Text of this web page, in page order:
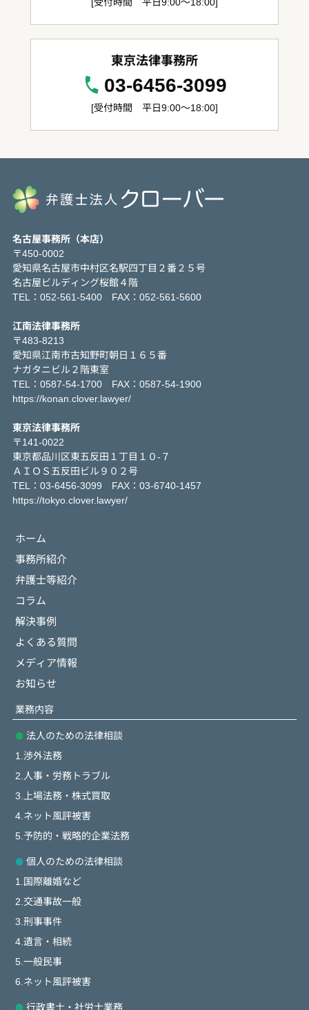
東京法律事務所
03-6456-3099
[受付時間 平日9:00～18:00]
名古屋事務所（本店）
〒450-0002
愛知県名古屋市中村区名駅四丁目２番２５号
名古屋ビルディング桜館４階
TEL：052-561-5400 FAX：052-561-5600
江南法律事務所
〒483-8213
愛知県江南市古知野町朝日１６５番
ナガタニビル２階東室
TEL：0587-54-1700 FAX：0587-54-1900
https://konan.clover.lawyer/
東京法律事務所
〒141-0022
東京都品川区東五反田１丁目１０-７
ＡＩＯＳ五反田ビル９０２号
TEL：03-6456-3099 FAX：03-6740-1457
https://tokyo.clover.lawyer/
ホーム
事務所紹介
弁護士等紹介
コラム
解決事例
よくある質問
メディア情報
お知らせ
業務内容
法人のための法律相談
1.渉外法務
2.人事・労務トラブル
3.上場法務・株式買取
4.ネット風評被害
5.予防的・戦略的企業法務
個人のための法律相談
1.国際離婚など
2.交通事故一般
3.刑事事件
4.遺言・相続
5.一般民事
6.ネット風評被害
行政書士・社労士業務